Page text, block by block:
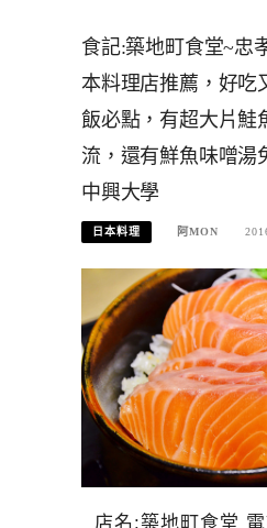
食記:築地町食堂~忠
本料理店推薦，好吃
飯必點，有超大片鮭
流，還有鮮魚味噌湯
中興大學
日本料理 阿MON
店名:築地町食堂